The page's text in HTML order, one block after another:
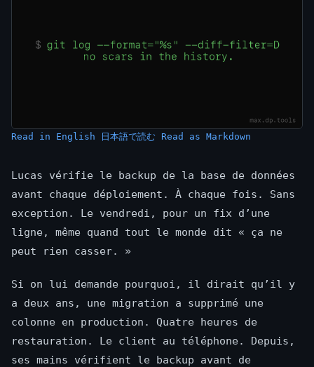
Read in English 日本語で読む Read as Markdown
Lucas vérifie le backup de la base de données
avant chaque déploiement. À chaque fois. Sans
exception. Le vendredi, pour un fix d’une
ligne, même quand tout le monde dit « ça ne
peut rien casser. »
Si on lui demande pourquoi, il dirait qu’il y
a deux ans, une migration a supprimé une
colonne en production. Quatre heures de
restauration. Le client au téléphone. Depuis,
ses mains vérifient le backup avant de